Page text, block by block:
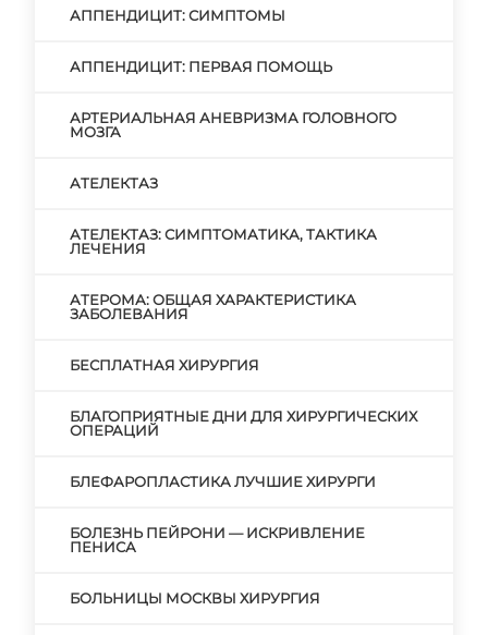
АППЕНДИЦИТ: СИМПТОМЫ
АППЕНДИЦИТ: ПЕРВАЯ ПОМОЩЬ
АРТЕРИАЛЬНАЯ АНЕВРИЗМА ГОЛОВНОГО
МОЗГА
АТЕЛЕКТАЗ
АТЕЛЕКТАЗ: СИМПТОМАТИКА, ТАКТИКА
ЛЕЧЕНИЯ
АТЕРОМА: ОБЩАЯ ХАРАКТЕРИСТИКА
ЗАБОЛЕВАНИЯ
БЕСПЛАТНАЯ ХИРУРГИЯ
БЛАГОПРИЯТНЫЕ ДНИ ДЛЯ ХИРУРГИЧЕСКИХ
ОПЕРАЦИЙ
БЛЕФАРОПЛАСТИКА ЛУЧШИЕ ХИРУРГИ
БОЛЕЗНЬ ПЕЙРОНИ — ИСКРИВЛЕНИЕ
ПЕНИСА
БОЛЬНИЦЫ МОСКВЫ ХИРУРГИЯ